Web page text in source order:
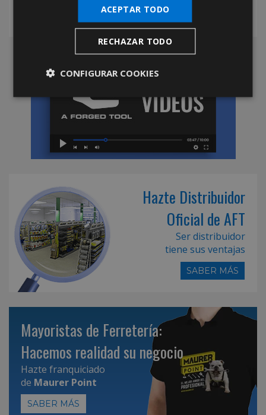
Hazte Distribuidor
Oficial de AFT
Ser distribuidor
tiene sus ventajas
SABER MÁS
Mayoristas de Ferretería:
Hacemos realidad su negocio
Hazte franquiciado
de Maurer Point
SABER MÁS
ACEPTAR TODO
RECHAZAR TODO
CONFIGURAR COOKIES